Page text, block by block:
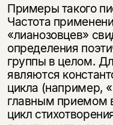
Примеры такого
Частота
«лианозовцев»
определения
группы в целом.
являются
цикла (например,
главным приемом
цикл